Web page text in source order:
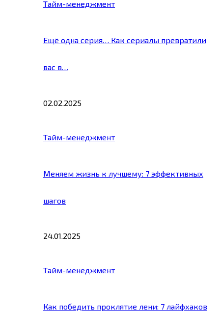
Тайм-менеджмент
Ещё одна серия… Как сериалы превратили
вас в…
02.02.2025
Тайм-менеджмент
Меняем жизнь к лучшему: 7 эффективных
шагов
24.01.2025
Тайм-менеджмент
Как победить проклятие лени: 7 лайфхаков